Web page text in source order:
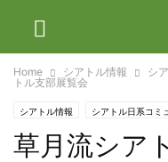
Home シアトル情報 シ
トル支部展覧会
シアトル情報 シアトル日系コミ
草月流シア